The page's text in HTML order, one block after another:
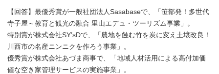
【回答】最優秀賞が一般社団法人Sasabaseで、「笹部発！多世代
寺子屋～教育と観光の融合 里山エデュ・ツーリズム事業」。
特別賞が株式会社SY’sDで、「農地を蝕む竹を炭に変え土壌改良！
川西市の名産ニンニクを作ろう事業」。
優秀賞が株式会社あづま商事で、「地域人材活用による高付加価
値な空き家管理サービスの実施事業」。